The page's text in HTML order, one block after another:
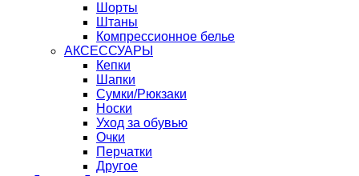
Шорты
Штаны
Компрессионное белье
АКСЕССУАРЫ
Кепки
Шапки
Сумки/Рюкзаки
Носки
Уход за обувью
Очки
Перчатки
Другое